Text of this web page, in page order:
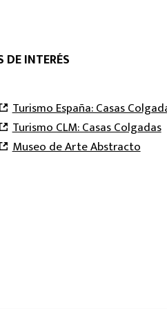
DE INTERÉS
Turismo España: Casas
Turismo CLM: Casas Colgadas
Museo de Arte Abstracto